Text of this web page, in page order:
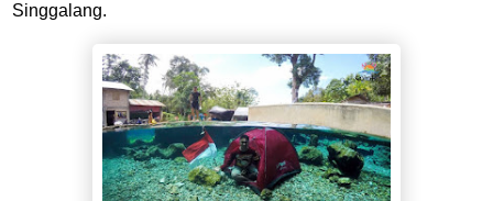
Singgalang.